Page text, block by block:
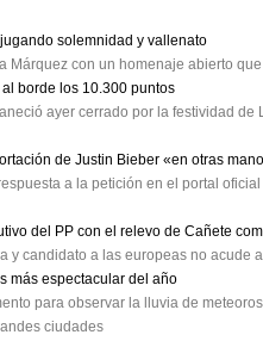
solemnidad y vallenato
Márquez con un homenaje abierto
borde los 10.300 puntos
ayer cerrado por la festividad
de Justin Bieber «en otras
a la petición en el portal
del PP con el relevo de Cañete
y candidato a las europeas no acude
más espectacular del año
para observar la lluvia de
ciudades